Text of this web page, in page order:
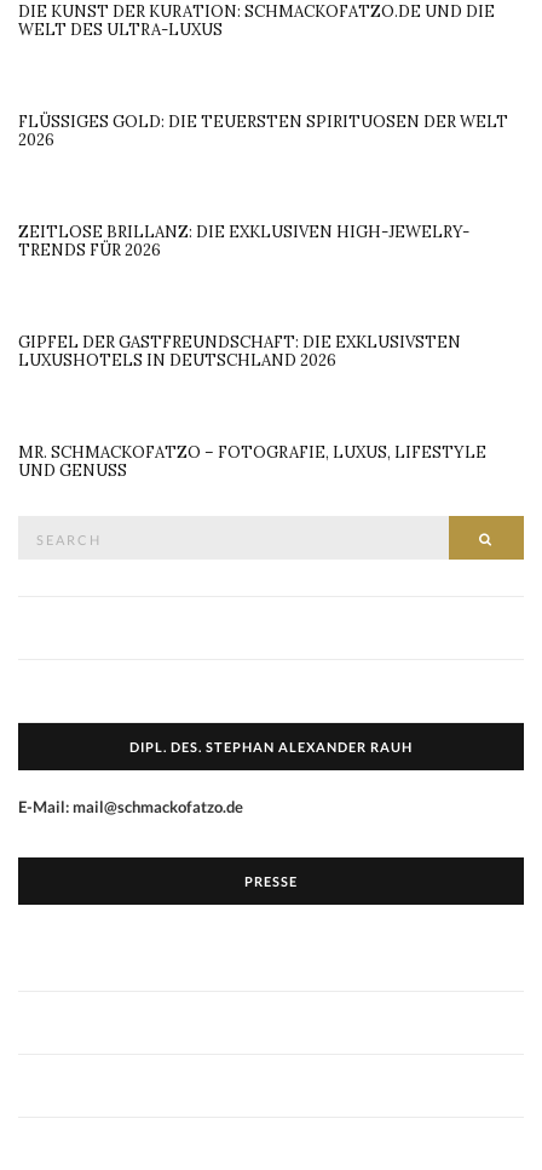
DIE KUNST DER KURATION: SCHMACKOFATZO.DE UND DIE
WELT DES ULTRA-LUXUS
FLÜSSIGES GOLD: DIE TEUERSTEN SPIRITUOSEN DER WELT
2026
ZEITLOSE BRILLANZ: DIE EXKLUSIVEN HIGH-JEWELRY-
TRENDS FÜR 2026
GIPFEL DER GASTFREUNDSCHAFT: DIE EXKLUSIVSTEN
LUXUSHOTELS IN DEUTSCHLAND 2026
MR. SCHMACKOFATZO – FOTOGRAFIE, LUXUS, LIFESTYLE
UND GENUSS
DIPL. DES. STEPHAN ALEXANDER RAUH
E-Mail: mail@schmackofatzo.de
PRESSE